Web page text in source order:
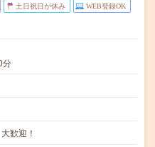
土日祝日が休み WEB登録OK
分
歓迎！